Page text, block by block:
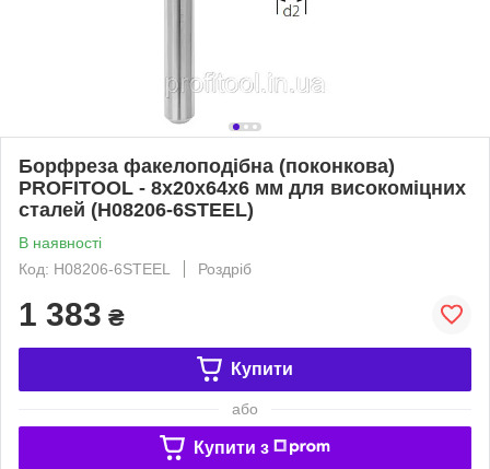
Борфреза факелоподібна (поконкова)
PROFITOOL - 8х20х64x6 мм для високоміцних
сталей (H08206-6STEEL)
В наявності
Код: H08206-6STEEL
Роздріб
1 383 ₴
Купити
або
Купити з